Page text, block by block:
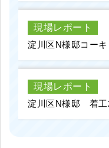
現場レポート
淀川区N様邸コー
現場レポート
淀川区N様邸 着工